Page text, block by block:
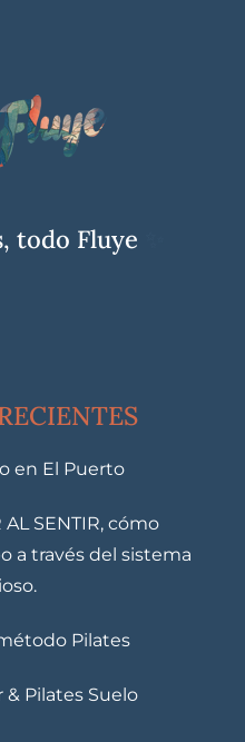
todo Fluye
en El Puerto
AL SENTIR, cómo
a través del sistema
Pilates
Pilates Suelo